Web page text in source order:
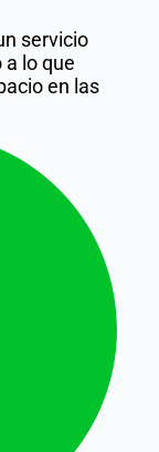
servicio
lo que
en las